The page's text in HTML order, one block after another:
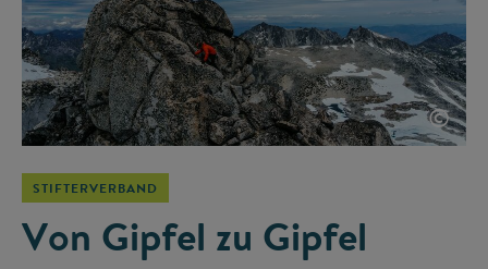
©
STIFTERVERBAND
Von Gipfel zu Gipfel